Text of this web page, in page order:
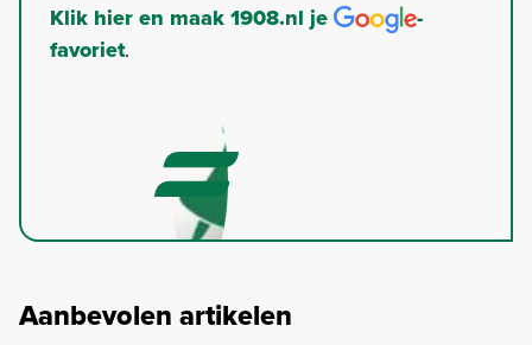
Klik hier en maak 1908.nl je
-
favoriet.
Aanbevolen artikelen